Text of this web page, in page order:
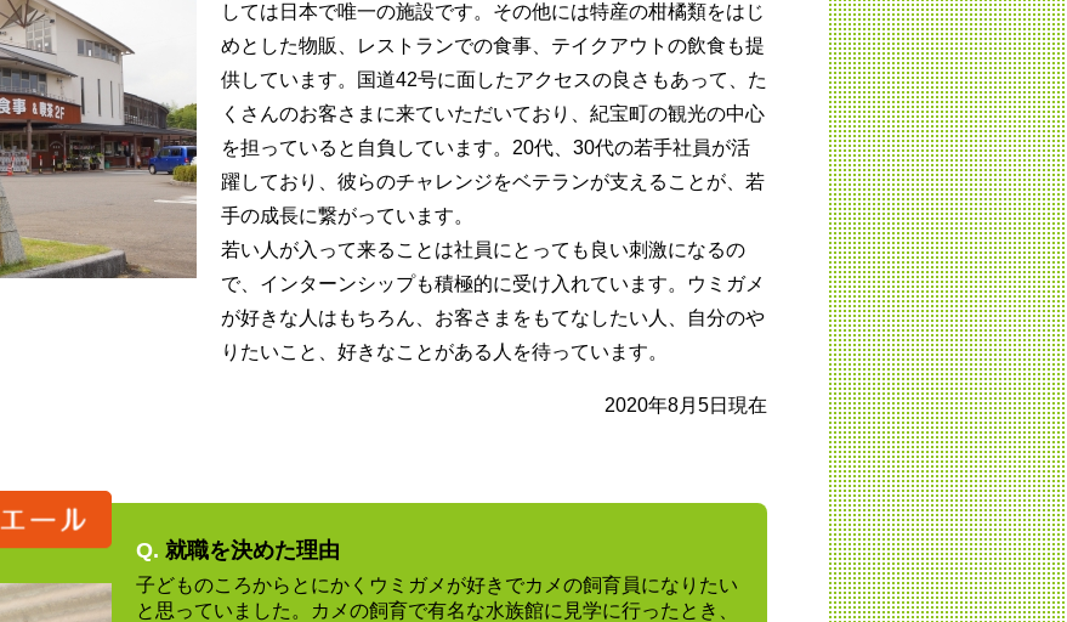
しては日本で唯一の施設です。その他には特産の柑橘類をはじ
めとした物販、レストランでの食事、テイクアウトの飲食も提
供しています。国道42号に面したアクセスの良さもあって、た
くさんのお客さまに来ていただいており、紀宝町の観光の中心
を担っていると自負しています。20代、30代の若手社員が活
躍しており、彼らのチャレンジをベテランが支えることが、若
手の成長に繋がっています。
若い人が入って来ることは社員にとっても良い刺激になるの
で、インターンシップも積極的に受け入れています。ウミガメ
が好きな人はもちろん、お客さまをもてなしたい人、自分のや
りたいこと、好きなことがある人を待っています。
2020年8月5日現在
Q. 就職を決めた理由
子どものころからとにかくウミガメが好きでカメの飼育員になりたい
と思っていました。カメの飼育で有名な水族館に見学に行ったとき、